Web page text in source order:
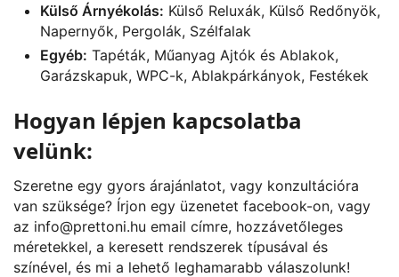
Külső Árnyékolás: Külső Reluxák, Külső Redőnyök,
Napernyők, Pergolák, Szélfalak
Egyéb: Tapéták, Műanyag Ajtók és Ablakok,
Garázskapuk, WPC-k, Ablakpárkányok, Festékek
Hogyan lépjen kapcsolatba
velünk:
Szeretne egy gyors árajánlatot, vagy konzultációra
van szüksége? Írjon egy üzenetet facebook-on, vagy
az info@prettoni.hu email címre, hozzávetőleges
méretekkel, a keresett rendszerek típusával és
színével, és mi a lehető leghamarabb válaszolunk!